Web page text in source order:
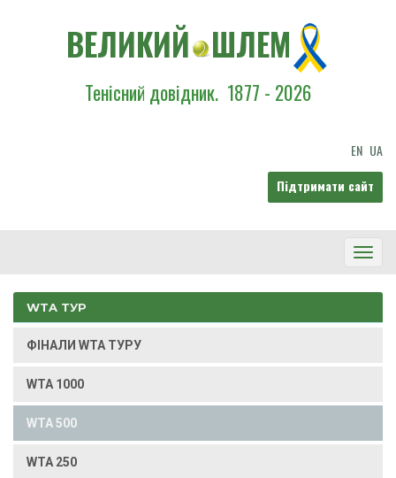
ВЕЛИКИЙ ШЛЕМ
Тенісний довідник. 1877 - 2026
EN UA
Підтримати сайт
WTA ТУР
ФІНАЛИ WTA ТУРУ
WTA 1000
WTA 500
WTA 250